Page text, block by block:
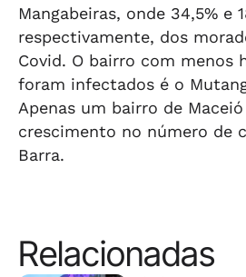
Mangabeiras, onde 34,5% e
respectivamente, dos
Covid. O bairro com menos
foram infectados é o
Apenas um bairro de
crescimento no número de
Barra.
Relacionadas